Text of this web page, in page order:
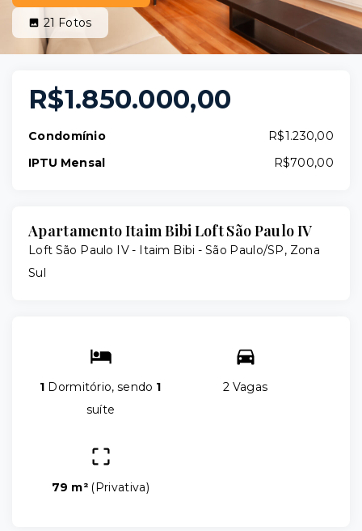
21 Fotos
R$1.850.000,00
Condomínio
R$1.230,00
IPTU Mensal
R$700,00
Apartamento Itaim Bibi Loft São Paulo IV
Loft São Paulo IV - Itaim Bibi - São Paulo/SP, Zona
Sul
1 Dormitório, sendo 1
suíte
2 Vagas
79 m² (Privativa)